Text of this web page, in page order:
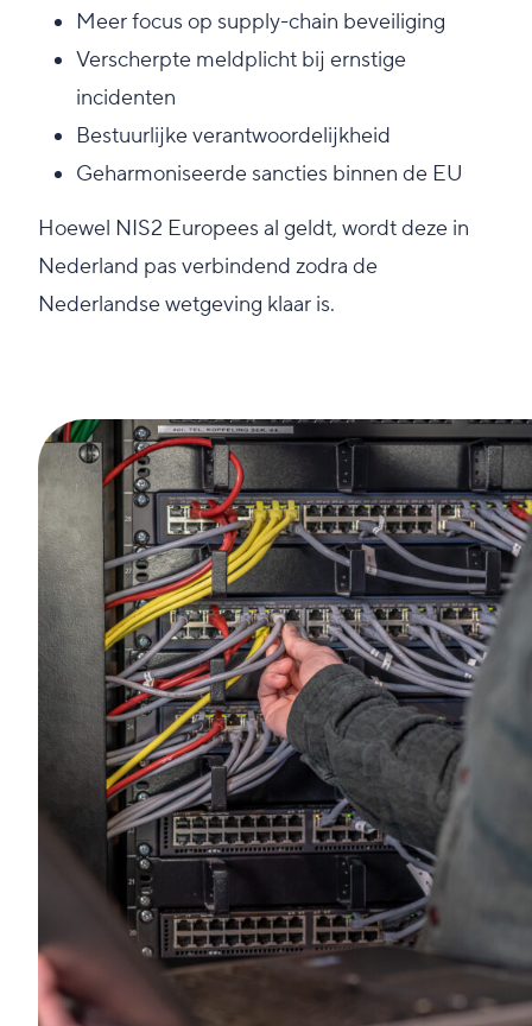
Meer focus op supply-chain beveiliging
Verscherpte meldplicht bij ernstige
incidenten
Bestuurlijke verantwoordelijkheid
Geharmoniseerde sancties binnen de EU
Hoewel NIS2 Europees al geldt, wordt deze in
Nederland pas verbindend zodra de
Nederlandse wetgeving klaar is.